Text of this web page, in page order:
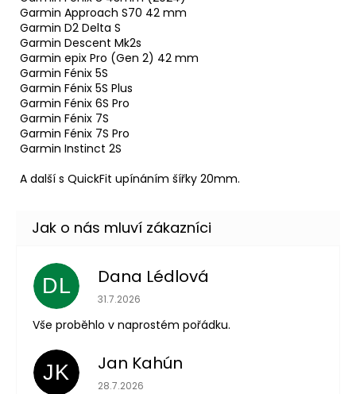
Garmin Approach S70 42 mm
Garmin D2 Delta S
Garmin Descent Mk2s
Garmin epix Pro (Gen 2) 42 mm
Garmin Fénix 5S
Garmin Fénix 5S Plus
Garmin Fénix 6S Pro
Garmin Fénix 7S
Garmin Fénix 7S Pro
Garmin Instinct 2S
A další s QuickFit upínáním šířky 20mm.
DL Dana Lédlová
Hodnocení obchodu je 5 z 5 hvězdiček.
31.7.2026
Vše proběhlo v naprostém pořádku.
JK Jan Kahún
Hodnocení obchodu je 5 z 5 hvězdiček.
28.7.2026